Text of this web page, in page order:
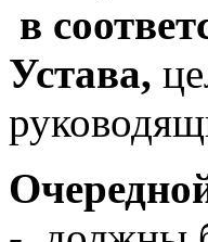
в
Устава,